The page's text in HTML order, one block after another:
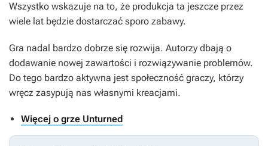
Wszystko wskazuje na to, że produkcja ta jeszcze przez
wiele lat będzie dostarczać sporo zabawy.
Gra nadal bardzo dobrze się rozwija. Autorzy dbają o
dodawanie nowej zawartości i rozwiązywanie problemów.
Do tego bardzo aktywna jest społeczność graczy, którzy
wręcz zasypują nas własnymi kreacjami.
Więcej o grze Unturned